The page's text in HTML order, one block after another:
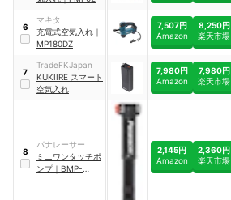
6
マキタ
充電式空気入れ ｜
MP180DZ
7,507円
Amazon
8,250円
楽天市場
7
TradeFKJapan
KUKIIRE スマート
空気入れ
7,980円
Amazon
7,980円
楽天市場
8
パナレーサー
ミニワンタッチポ
ンプ｜ BMP-
2,145円
Amazon
2,360円
楽天市場